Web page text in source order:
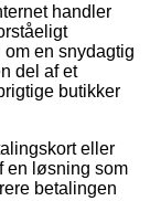
handler
en snydagtig
del af et
butikker
eller
en løsning som
betalingen